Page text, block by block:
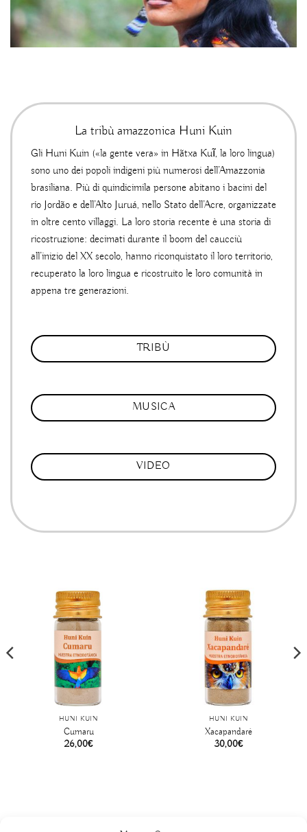
La tribù amazzonica Huni Kuin
Gli Huni Kuin («la gente vera» in Hãtxa Kuĩ, la loro lingua)
sono uno dei popoli indigeni più numerosi dell’Amazzonia
brasiliana. Più di quindicimila persone abitano i bacini del
río Jordão e dell’Alto Juruá, nello Stato dell’Acre, organizzate
in oltre cento villaggi. La loro storia recente è una storia di
ricostruzione: decimati durante il boom del caucciù
all’inizio del XX secolo, hanno riconquistato il loro territorio,
recuperato la loro lingua e ricostruito le loro comunità in
appena tre generazioni.
TRIBÙ
MUSICA
VIDEO
HUNI KUIN
Cumaru
26,00€
HUNI KUIN
Xacapandaré
30,00€